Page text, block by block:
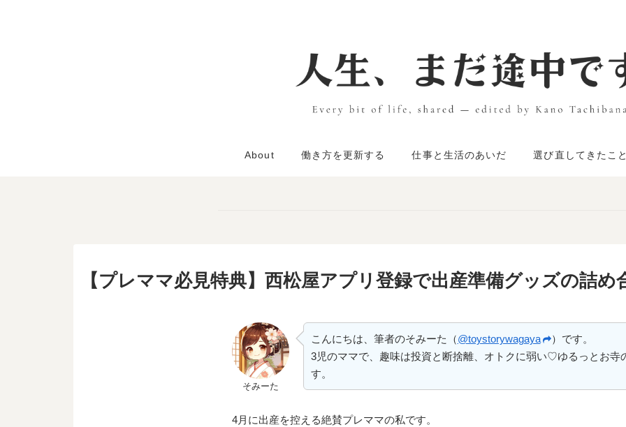
About 働き方を更新する 仕事と生活のあいだ 選び直してきたこ
【プレママ必見特典】西松屋アプリ登録で出産準備グッズの詰
そみーた
こんにちは、筆者のそみーた（@toystorywagaya
）です。
3児のママで、趣味は投資と断捨離、オトクに弱い♡ゆるっとお寺
す。
4月に出産を控える絶賛プレママの私です。